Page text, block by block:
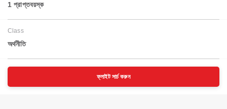
1 প্রাপ্তবয়স্ক
Class
অর্থনীতি
ফ্লাইট সার্চ করুন